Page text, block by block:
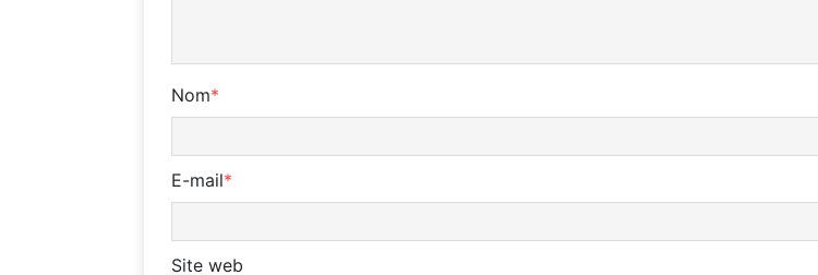
Nom*
E-mail*
Site web